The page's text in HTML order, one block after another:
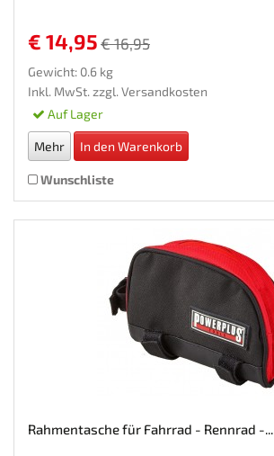
€ 14,95 € 16,95
Gewicht: 0.6 kg
Inkl. MwSt. zzgl. Versandkosten
Auf Lager
Mehr In den Warenkorb
Wunschliste
Rahmentasche für Fahrrad - Rennrad -...